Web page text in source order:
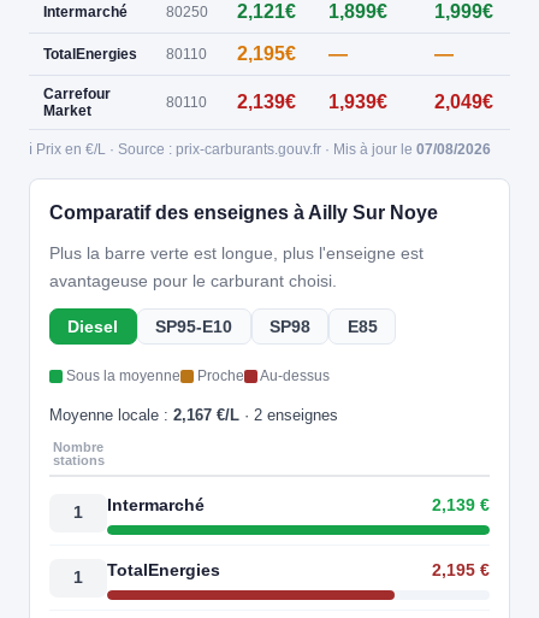
Intermarché 80250 2,121€ 1,899€ 1,999€
TotalEnergies 80110 2,195€ — —
Carrefour
Market
80110 2,139€ 1,939€ 2,049€
ℹ️ Prix en €/L · Source : prix-carburants.gouv.fr · Mis à jour le 07/08/2026
Comparatif des enseignes à Ailly Sur Noye
Plus la barre verte est longue, plus l'enseigne est
avantageuse pour le carburant choisi.
Diesel SP95-E10 SP98 E85
Sous la moyenne Proche Au-dessus
Moyenne locale : 2,167 €/L · 2 enseignes
Nombre
stations
1 Intermarché 2,139 €
1 TotalEnergies 2,195 €